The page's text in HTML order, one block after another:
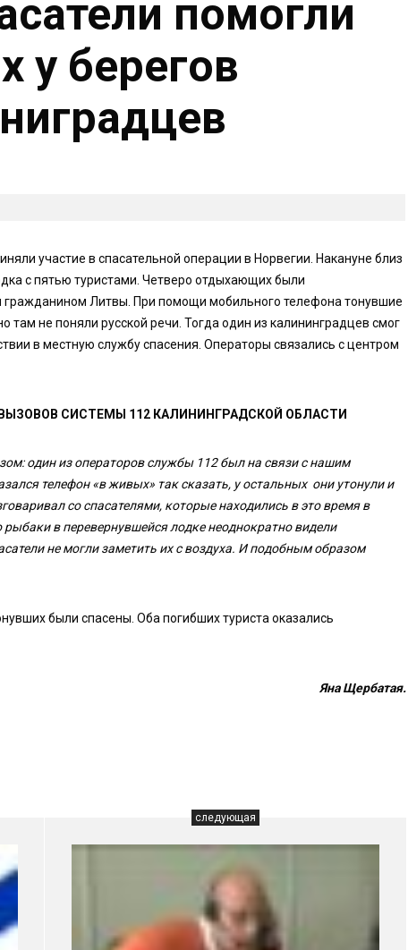
помогли
у берегов
участие в спасательной операции в Норвегии. Накануне близ
с пятью туристами. Четверо отдыхающих были
гражданином Литвы. При помощи мобильного телефона тонувшие
там не поняли русской речи. Тогда один из калининградцев смог
в местную службу спасения. Операторы связались с центром
СИСТЕМЫ 112 КАЛИНИНГРАДСКОЙ ОБЛАСТИ
один из операторов службы 112 был на связи с нашим
телефон «в живых» так сказать, у остальных они утонули и
со спасателями, которые находились в это время в
рыбаки в перевернувшейся лодке неоднократно видели
не могли заметить их с воздуха. И подобным образом
были спасены. Оба погибших туриста оказались
Яна Щербатая.
следующая